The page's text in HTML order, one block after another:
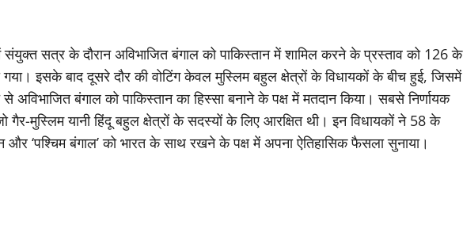
सत्र के दौरान अविभाजित बंगाल को पाकिस्तान में शामिल करने के प्रस्ताव को 126 के
इसके बाद दूसरे दौर की वोटिंग केवल मुस्लिम बहुल क्षेत्रों के विधायकों के बीच हुई, जिसमें
अविभाजित बंगाल को पाकिस्तान का हिस्सा बनाने के पक्ष में मतदान किया। सबसे निर्णायक
गैर-मुस्लिम यानी हिंदू बहुल क्षेत्रों के सदस्यों के लिए आरक्षित थी। इन विधायकों ने 58 के
‘पश्चिम बंगाल’ को भारत के साथ रखने के पक्ष में अपना ऐतिहासिक फैसला सुनाया।